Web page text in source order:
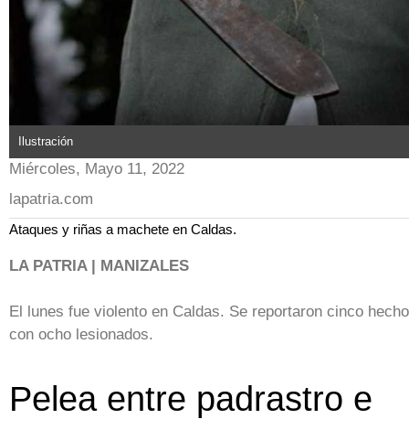
Ilustración
Miércoles, Mayo 11, 2022
lapatria.com
Ataques y riñas a machete en Caldas.
LA PATRIA | MANIZALES
El lunes fue violento en Caldas. Se reportaron cinco
con ocho lesionados.
Pelea entre padrastro e